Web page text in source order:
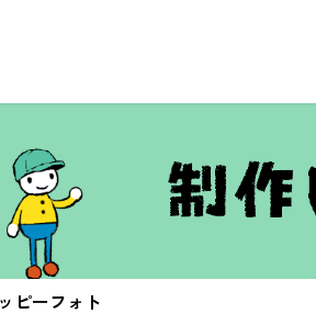
ピーフォト